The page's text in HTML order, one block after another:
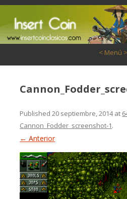
< Menú >
Published20 septiembre, 2014at
Cannon_Fodder_screenshot-1.
← Anterior